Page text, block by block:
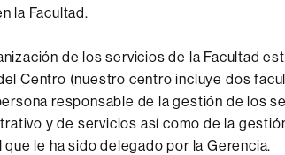
la Facultad.
de los servicios de la Facultad
Centro (nuestro centro incluye dos
responsable de la gestión de los
y de servicios así comode la
que le ha sido delegado por la Gerencia.